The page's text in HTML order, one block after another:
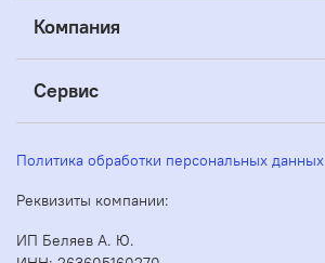
Компания
Сервис
Политика обработки персональных данных
Реквизиты компании:
ИП Беляев А. Ю.